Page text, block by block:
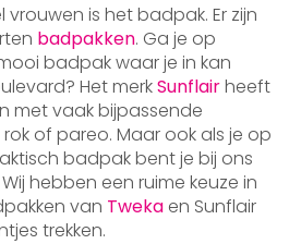
is het badpak. Er zijn
badpakken. Ga je op
badpak waar je in kan
Het merkSunflairheeft
met vaak bijpassende
of pareo. Maar ook als je op
badpak bent je bij ons
hebben een ruime keuze in
van Tweka en Sunflair
trekken.